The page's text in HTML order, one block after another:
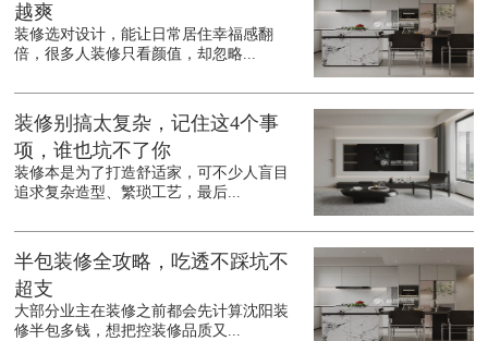
越爽
装修选对设计，能让日常居住幸福感翻
倍，很多人装修只看颜值，却忽略...
装修别搞太复杂，记住这4个事
项，谁也坑不了你
装修本是为了打造舒适家，可不少人盲目
追求复杂造型、繁琐工艺，最后...
半包装修全攻略，吃透不踩坑不
超支
大部分业主在装修之前都会先计算沈阳装
修半包多钱，想把控装修品质又...